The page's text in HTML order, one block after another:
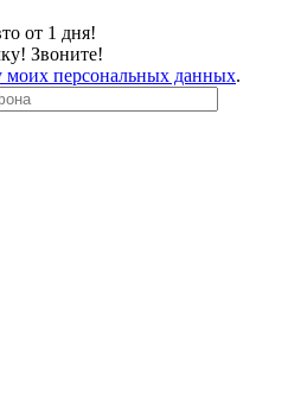
от 1 дня!
Звоните!
моих персональных данных.